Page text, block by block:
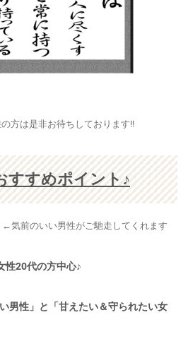
方は是非お待ちしております!!
すすめポイント♪
気前のいい男性がご馳走してくれます
20代の方中心♪
男性」と「甘えたい＆守られたい女